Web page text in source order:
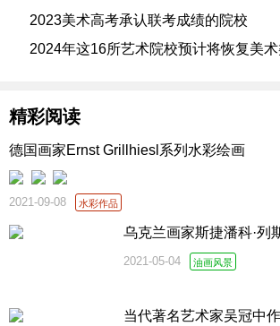
2023美术高考承认联考成绩的院校
2024年这16所艺术院校预计将恢复美术
精彩阅读
德国画家Ernst Grillhiesl系列水彩绘画
2021-09-08 水彩作品
乌克兰画家斯捷潘科·列
2021-05-04 油画风景
当代著名艺术家吴冠中